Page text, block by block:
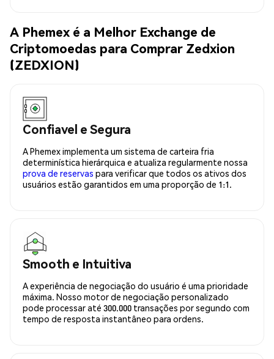
A Phemex é a Melhor Exchange de
Criptomoedas para Comprar Zedxion
(ZEDXION)
Confiavel e Segura
A Phemex implementa um sistema de carteira fria
determinística hierárquica e atualiza regularmente nossa
prova de reservas para verificar que todos os ativos dos
usuários estão garantidos em uma proporção de 1:1.
Smooth e Intuitiva
A experiência de negociação do usuário é uma prioridade
máxima. Nosso motor de negociação personalizado
pode processar até 300.000 transações por segundo com
tempo de resposta instantâneo para ordens.